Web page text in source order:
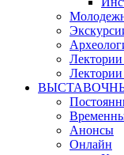
Лектории
Лектории
Анонсы
Онлайн